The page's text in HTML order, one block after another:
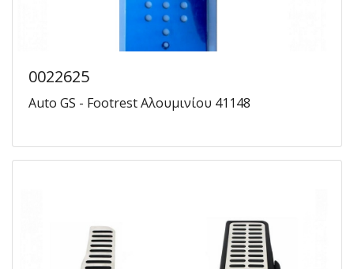
0022625
Auto GS - Footrest Αλουμινίου 41148